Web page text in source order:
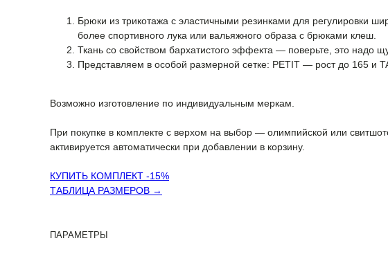
Брюки из трикотажа с эластичными резинками для регулировки
более спортивного лука или вальяжного образа с брюками клеш.
Ткань со свойством бархатистого эффекта — поверьте, это надо
Представляем в особой размерной сетке: PETIT — рост до 165 и
Возможно изготовление по индивидуальным меркам.
При покупке в комплекте с верхом на выбор — олимпийской или
активируется автоматически при добавлении в корзину.
КУПИТЬ КОМПЛЕКТ -15%
ТАБЛИЦА РАЗМЕРОВ →
ПАРАМЕТРЫ